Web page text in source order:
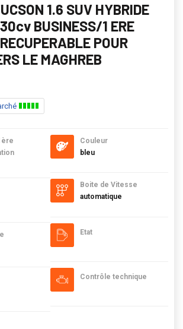
1.6 SUV HYBRIDE
BUSINESS/1 ERE
POUR
LE MAGHREB
Couleur
bleu
Boite de Vitesse
automatique
Etat
Contrôle technique